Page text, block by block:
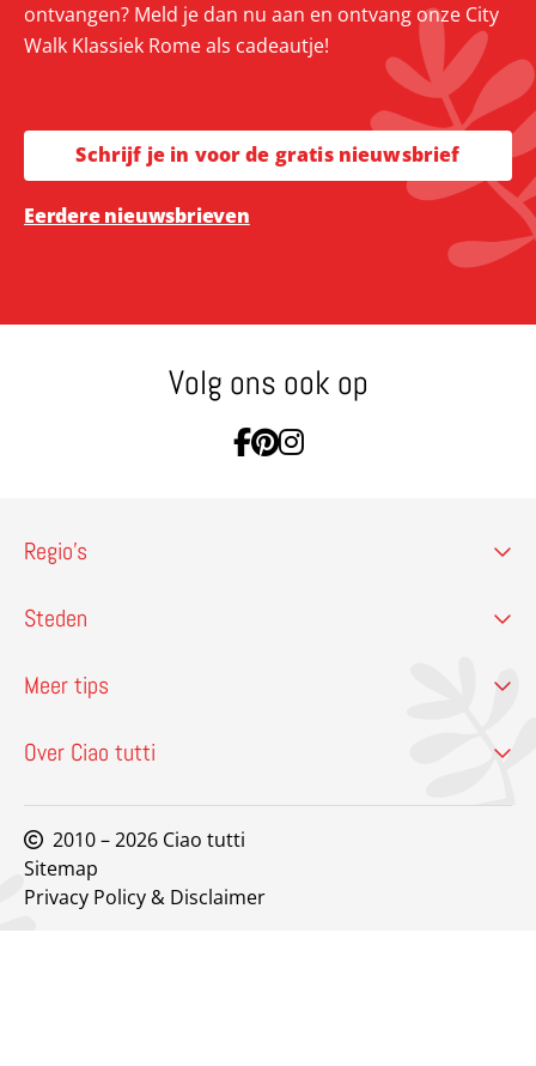
ontvangen? Meld je dan nu aan en ontvang onze City
Walk Klassiek Rome als cadeautje!
Schrijf je in voor de gratis nieuwsbrief
Eerdere nieuwsbrieven
Volg ons ook op
Ga naar Facebook
Ga naar Pinterest
Ga naar Instagram
Regio’s
Steden
Meer tips
Over Ciao tutti
2010 – 2026 Ciao tutti
Sitemap
Privacy Policy & Disclaimer